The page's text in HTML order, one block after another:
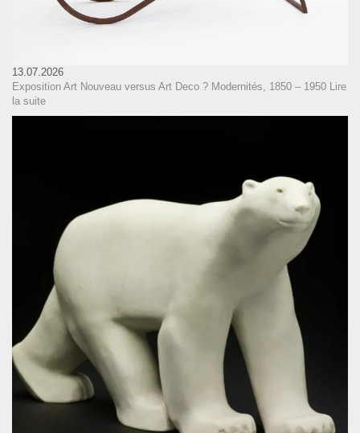
13.07.2026
Exposition Art Nouveau versus Art Deco ? Modernités, 1850 – 1950 Lire
la suite